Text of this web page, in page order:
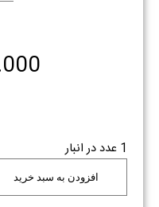
1 عدد در انبار
افزودن به سبد خرید